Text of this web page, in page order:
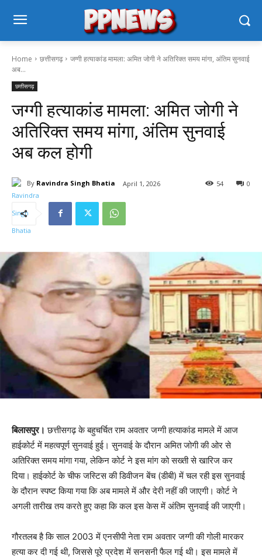
Home छत्तीसगढ़
जग्गी हत्याकांड मामला: अमित जोगी ने अतिरिक्त समय मांगा, अंतिम सुनवाई
अब...
छत्तीसगढ़
जग्गी हत्याकांड मामला: अमित जोगी ने
अतिरिक्त समय मांगा, अंतिम सुनवाई
अब कल होगी
By Ravindra Singh Bhatia April 1, 2026 0
54
बिलासपुर। छत्तीसगढ़ के बहुचर्चित राम अवतार जग्गी हत्याकांड मामले में आज
हाईकोर्ट में महत्वपूर्ण सुनवाई हुई। सुनवाई के दौरान अमित जोगी की ओर से
अतिरिक्त समय मांगा गया, लेकिन कोर्ट ने इस मांग को सख्ती से खारिज कर
दिया। हाईकोर्ट के चीफ जस्टिस की डिवीजन बेंच (डीबी) में चल रही इस सुनवाई
के दौरान स्पष्ट किया गया कि अब मामले में और देरी नहीं की जाएगी। कोर्ट ने
अगली तारीख तय करते हुए कहा कि कल इस केस में अंतिम सुनवाई की जाएगी।
गौरतलब है कि साल 2003 में एनसीपी नेता राम अवतार जग्गी की गोली मारकर
हत्या कर दी गई थी, जिससे पूरे प्रदेश में सनसनी फैल गई थी। इस मामले में